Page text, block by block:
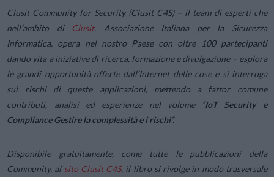
Clusit Community for Security (Clusit C4S) – il team di esperti che
nell’ambito di
Clusit, Associazione Italiana per la Sicurezza
Informatica, opera nel nostro Paese con oltre 100 partecipanti
dando vita a iniziative di ricerca, formazione e divulgazione – esplora
le grandi opportunità offerte dall’Internet delle cose e si interroga
sui rischi di queste applicazioni, mettendo a fattor comune
contributi, analisi ed esperienze nel volume “IoT Security e
Compliance Gestire la complessità e i rischi”.
Disponibile gratuitamente, come tutte le pubblicazioni della
Community, al sito Clusit C4S, il libro si rivolge in modo trasversale